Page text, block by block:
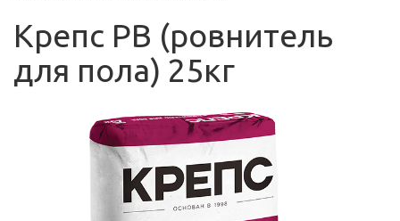
Крепс РВ (ровнитель
для пола) 25кг